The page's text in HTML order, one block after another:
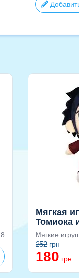
Мягкая
Томиока
(Demon
Мягкие
252грн
180 грн